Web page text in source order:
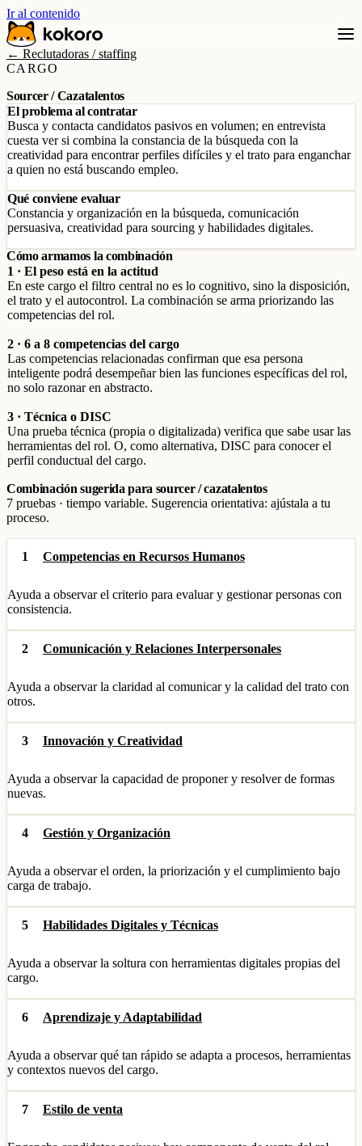
Ir al contenido
← Reclutadoras / staffing
CARGO
Sourcer / Cazatalentos
El problema al contratar
Busca y contacta candidatos pasivos en volumen; en entrevista
cuesta ver si combina la constancia de la búsqueda con la
creatividad para encontrar perfiles difíciles y el trato para enganchar
a quien no está buscando empleo.
Qué conviene evaluar
Constancia y organización en la búsqueda, comunicación
persuasiva, creatividad para sourcing y habilidades digitales.
Cómo armamos la combinación
1 · El peso está en la actitud
En este cargo el filtro central no es lo cognitivo, sino la disposición,
el trato y el autocontrol. La combinación se arma priorizando las
competencias del rol.
2 · 6 a 8 competencias del cargo
Las competencias relacionadas confirman que esa persona
inteligente podrá desempeñar bien las funciones específicas del rol,
no solo razonar en abstracto.
3 · Técnica o DISC
Una prueba técnica (propia o digitalizada) verifica que sabe usar las
herramientas del rol. O, como alternativa, DISC para conocer el
perfil conductual del cargo.
Combinación sugerida para sourcer / cazatalentos
7 pruebas · tiempo variable. Sugerencia orientativa: ajústala a tu
proceso.
1 Competencias en Recursos Humanos
Ayuda a observar el criterio para evaluar y gestionar personas con
consistencia.
2 Comunicación y Relaciones Interpersonales
Ayuda a observar la claridad al comunicar y la calidad del trato con
otros.
3 Innovación y Creatividad
Ayuda a observar la capacidad de proponer y resolver de formas
nuevas.
4 Gestión y Organización
Ayuda a observar el orden, la priorización y el cumplimiento bajo
carga de trabajo.
5 Habilidades Digitales y Técnicas
Ayuda a observar la soltura con herramientas digitales propias del
cargo.
6 Aprendizaje y Adaptabilidad
Ayuda a observar qué tan rápido se adapta a procesos, herramientas
y contextos nuevos del cargo.
7 Estilo de venta